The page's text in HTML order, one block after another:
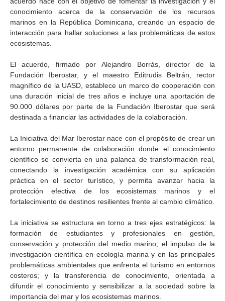
conocimiento acerca de la conservación de los recursos
marinos en la República Dominicana, creando un espacio de
interacción para hallar soluciones a las problemáticas de estos
ecosistemas.
El acuerdo, firmado por Alejandro Borrás, director de la
Fundación Iberostar, y el maestro Editrudis Beltrán, rector
magnífico de la UASD, establece un marco de cooperación con
una duración inicial de tres años e incluye una aportación de
90.000 dólares por parte de la Fundación Iberostar que será
destinada a financiar las actividades de la colaboración.
La Iniciativa del Mar Iberostar nace con el propósito de crear un
entorno permanente de colaboración donde el conocimiento
científico se convierta en una palanca de transformación real,
conectando la investigación académica con su aplicación
práctica en el sector turístico, y permita avanzar hacia la
protección efectiva de los ecosistemas marinos y el
fortalecimiento de destinos resilientes frente al cambio climático.
La iniciativa se estructura en torno a tres ejes estratégicos: la
formación de estudiantes y profesionales en gestión,
conservación y protección del medio marino; el impulso de la
investigación científica en ecología marina y en las principales
problemáticas ambientales que enfrenta el turismo en entornos
costeros; y la transferencia de conocimiento, orientada a
difundir el conocimiento y sensibilizar a la sociedad sobre la
importancia del mar y los ecosistemas marinos.